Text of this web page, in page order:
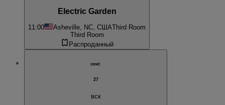
Electric Garden
11:00 Asheville, NC, СШАThird Room
Third Room
Распроданный
сент.
27
вск